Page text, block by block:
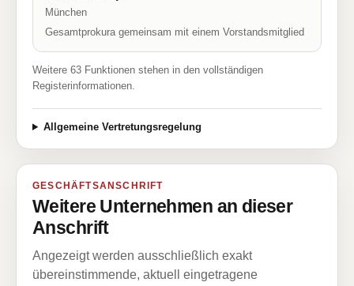
München
Gesamtprokura gemeinsam mit einem Vorstandsmitglied
Weitere 63 Funktionen stehen in den vollständigen
Registerinformationen.
Allgemeine Vertretungsregelung
GESCHÄFTSANSCHRIFT
Weitere Unternehmen an dieser
Anschrift
Angezeigt werden ausschließlich exakt
übereinstimmende, aktuell eingetragene